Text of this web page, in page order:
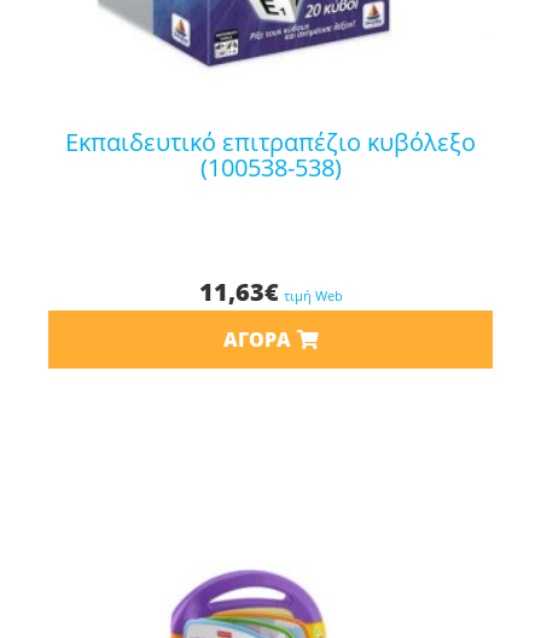
εκπαιδευτικό επιτραπέζιο κυβόλεξο
(100538-538)
11,63€ τιμή Web
ΑΓΟΡΆ